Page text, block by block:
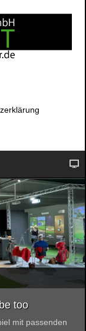
too
mit passenden